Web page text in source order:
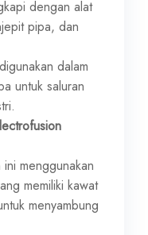
dengan alat
pipa, dan
dalam
untuk saluran
menggunakan
memiliki kawat
menyambung